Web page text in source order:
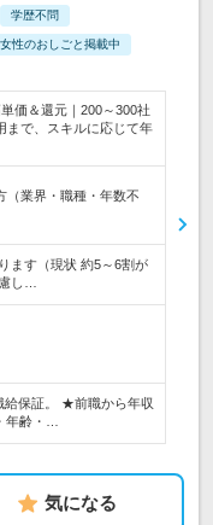
学歴不問
女性のおしごと掲載中
価＆還元｜200～300社
まで、スキルに応じて年
（業界・職種・年数不
ます（現状 約5～6割が
し…
給保証。 ★前職から年収
年齢・…
気になる